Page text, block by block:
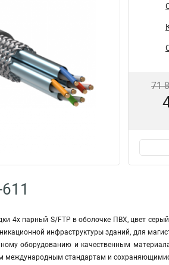
71
4х парный S/FTP в оболочке ПВХ, цвет
инфраструктуры зданий, для
оборудованию и качественным
стандартам и